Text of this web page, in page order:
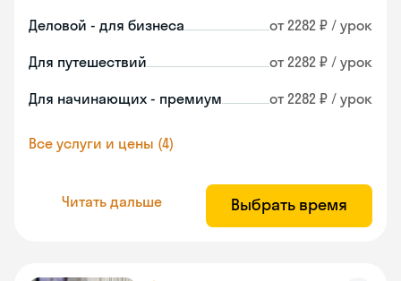
Деловой - для бизнеса от 2282 ₽ / урок
Для путешествий от 2282 ₽ / урок
Для начинающих - премиум от 2282 ₽ / урок
Все услуги и цены (4)
Читать дальше Выбрать время